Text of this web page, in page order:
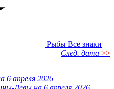
Рыбы Все знаки
След. дата >>
6 апреля 2026
Девы на 6 апреля 2026